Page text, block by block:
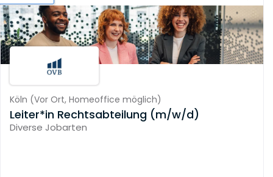
Köln (Vor Ort, Homeoffice möglich)
Leiter*in Rechtsabteilung (m/w/d)
Diverse Jobarten